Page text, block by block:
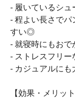
- 履いているシュ
- 程よい長さでパ
すい◎
- 就寝時にもおで
- ストレスフリー
- カジュアルに
【効果・メリット